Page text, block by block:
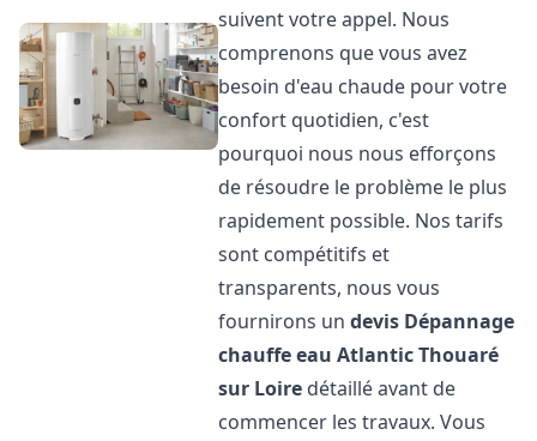
suivent votre appel. Nous
comprenons que vous avez
besoin d'eau chaude pour votre
confort quotidien, c'est
pourquoi nous nous efforçons
de résoudre le problème le plus
rapidement possible. Nos tarifs
sont compétitifs et
transparents, nous vous
fournirons undevis Dépannage
chauffe eau AtlanticThouaré
sur Loire détaillé avant de
commencer les travaux. Vous